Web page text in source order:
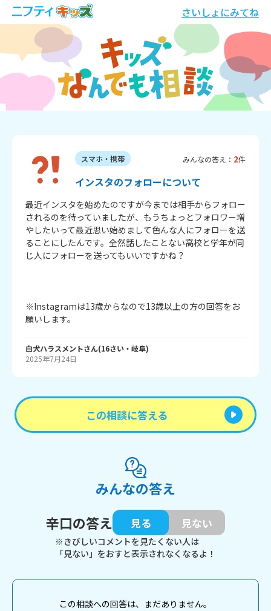
さいしょにみてね
スマホ・携帯 みんなの答え： 2件
インスタのフォローについて
最近インスタを始めたのですが今までは相手からフォロー
されるのを待っていましたが、もうちょっとフォロワー増
やしたいって最近思い始めまして色んな人にフォローを送
ることにしたんです。全然話したことない高校と学年が同
じ人にフォローを送ってもいいですかね？
※Instagramは13歳からなので13歳以上の方の回答をお
願いします。
白犬ハラスメントさん(16さい・ 岐阜)
2025年7月24日
この相談に答える
みんなの答え
辛口の答え
見る 見ない
※きびしいコメントを見たくない人は
「見ない」をおすと表示されなくなるよ！
この相談への回答は、まだありません。